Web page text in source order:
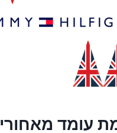
עומד מאחורי